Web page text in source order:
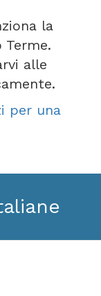
la
alle
per una